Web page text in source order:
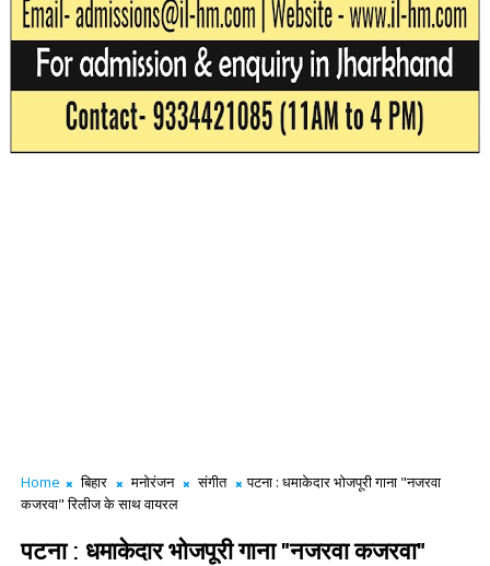
Home बिहार मनोरंजन संगीत
पटना : धमाकेदार भोजपूरी गाना "नजरवा
कजरवा" रिलीज के साथ वायरल
पटना : धमाकेदार भोजपूरी गाना "नजरवा कजरवा"